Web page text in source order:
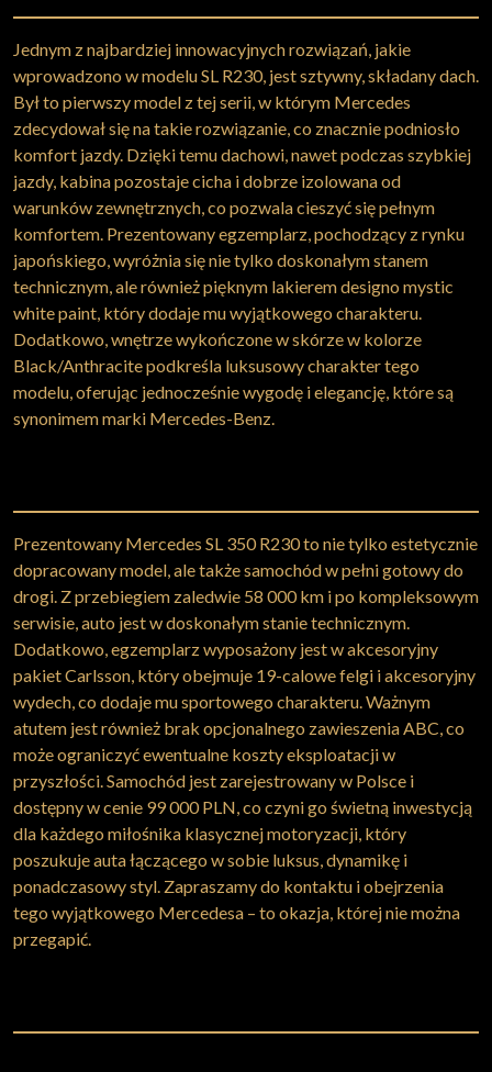
Jednym z najbardziej innowacyjnych rozwiązań, jakie
wprowadzono w modelu SL R230, jest sztywny, składany dach.
Był to pierwszy model z tej serii, w którym Mercedes
zdecydował się na takie rozwiązanie, co znacznie podniosło
komfort jazdy. Dzięki temu dachowi, nawet podczas szybkiej
jazdy, kabina pozostaje cicha i dobrze izolowana od
warunków zewnętrznych, co pozwala cieszyć się pełnym
komfortem. Prezentowany egzemplarz, pochodzący z rynku
japońskiego, wyróżnia się nie tylko doskonałym stanem
technicznym, ale również pięknym lakierem designo mystic
white paint, który dodaje mu wyjątkowego charakteru.
Dodatkowo, wnętrze wykończone w skórze w kolorze
Black/Anthracite podkreśla luksusowy charakter tego
modelu, oferując jednocześnie wygodę i elegancję, które są
synonimem marki Mercedes-Benz.
Prezentowany Mercedes SL 350 R230 to nie tylko estetycznie
dopracowany model, ale także samochód w pełni gotowy do
drogi. Z przebiegiem zaledwie 58 000 km i po kompleksowym
serwisie, auto jest w doskonałym stanie technicznym.
Dodatkowo, egzemplarz wyposażony jest w akcesoryjny
pakiet Carlsson, który obejmuje 19-calowe felgi i akcesoryjny
wydech, co dodaje mu sportowego charakteru. Ważnym
atutem jest również brak opcjonalnego zawieszenia ABC, co
może ograniczyć ewentualne koszty eksploatacji w
przyszłości. Samochód jest zarejestrowany w Polsce i
dostępny w cenie 99 000 PLN, co czyni go świetną inwestycją
dla każdego miłośnika klasycznej motoryzacji, który
poszukuje auta łączącego w sobie luksus, dynamikę i
ponadczasowy styl. Zapraszamy do kontaktu i obejrzenia
tego wyjątkowego Mercedesa – to okazja, której nie można
przegapić.